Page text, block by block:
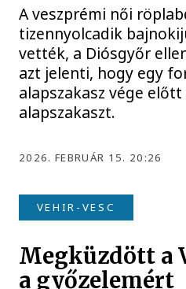
A veszprémi női
tizennyolcadik
vették, a Diósgyőr
azt jelenti, hogy egy
alapszakasz vége
alapszakaszt.
2026. FEBRUÁR 15. 20:26
VEHIR-VESC
Megküzdött a
a győzelemért